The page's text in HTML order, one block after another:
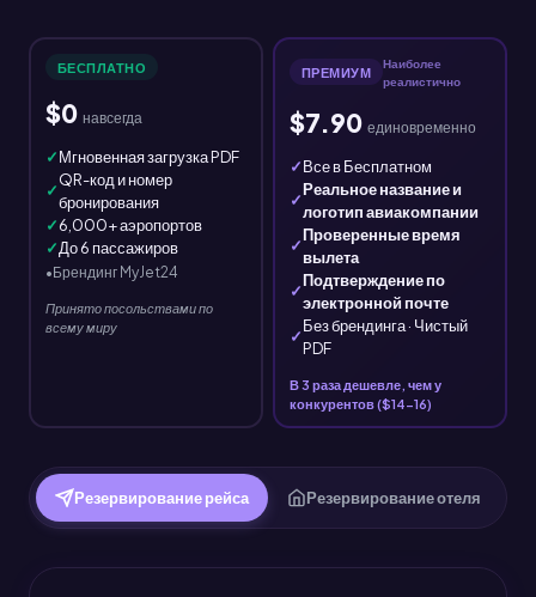
БЕСПЛАТНО
$0 навсегда
✓Мгновенная загрузка PDF
✓
QR-код и номер
бронирования
✓6,000+ аэропортов
✓До 6 пассажиров
•Брендинг MyJet24
Принято посольствами по
всему миру
ПРЕМИУМ
Наиболее
реалистично
$7.90 единовременно
✓Все в Бесплатном
✓
Реальное название и
логотип авиакомпании
✓
Проверенные время
вылета
✓
Подтверждение по
электронной почте
✓
Без брендинга · Чистый
PDF
В 3 раза дешевле, чем у
конкурентов ($14-16)
Резервирование рейса Резервирование отеля